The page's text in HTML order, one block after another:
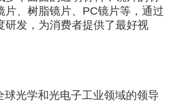
片、树脂镜片、PC镜片等，通过
研发，为消费者提供了最好视
光学和光电子工业领域的领导